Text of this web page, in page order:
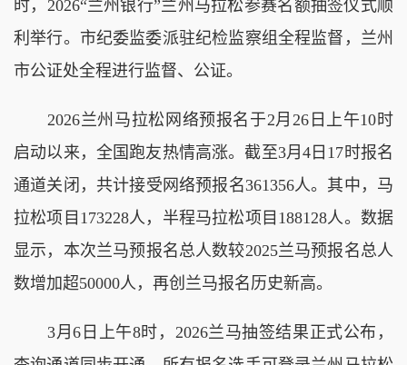
时，2026“兰州银行”兰州马拉松参赛名额抽签仪式顺
利举行。市纪委监委派驻纪检监察组全程监督，兰州
市公证处全程进行监督、公证。
2026兰州马拉松网络预报名于2月26日上午10时
启动以来，全国跑友热情高涨。截至3月4日17时报名
通道关闭，共计接受网络预报名361356人。其中，马
拉松项目173228人，半程马拉松项目188128人。数据
显示，本次兰马预报名总人数较2025兰马预报名总人
数增加超50000人，再创兰马报名历史新高。
3月6日上午8时，2026兰马抽签结果正式公布，